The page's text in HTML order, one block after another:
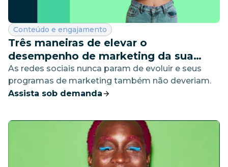
Categoria:
Conteúdo e engajamento
Três maneiras de elevar o
desempenho de marketing da sua
empresa
As redes sociais nunca param de evoluir e seus
programas de marketing também não deveriam.
Assista sob demanda